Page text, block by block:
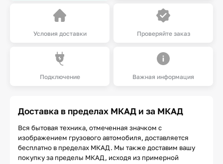
Условия доставки Проверяйте заказ
Подключение Важная информация
Доставка в пределах МКАД и за МКАД
Вся бытовая техника, отмеченная значком с
изображением грузового автомобиля, доставляется
бесплатно в пределах МКАД. Мы также доставим вашу
покупку за пределы МКАД, исходя из примерной